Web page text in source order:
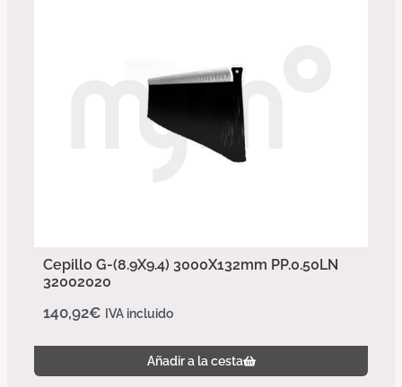
Cepillo G-(8.9X9.4) 3000X132mm PP.0.50LN
32002020
140,92€ IVA incluido
Añadir a la cesta